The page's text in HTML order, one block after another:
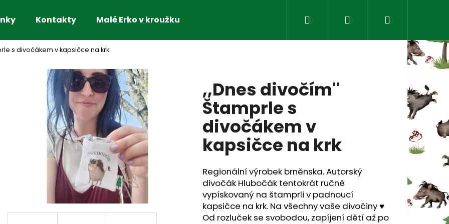
Kontakty Malé Erko v kroužku Přihlášení
košík
s divočákem v kapsičce na krk
,,Dnes divočím"
Štamprle s
divočákem v
kapsičce na krk
Regionální výrobek brněnska. Autorský
divočák Hlubočák tentokrát ručně
vypískovaný na štamprli v padnoucí
kapsičce na krk. Na všechny vaše divočiny ♥
Od rozluček se svobodou, zapíjení dětí až po
Co potřebujete najít?
HLEDAT
Doporučujeme
Následující